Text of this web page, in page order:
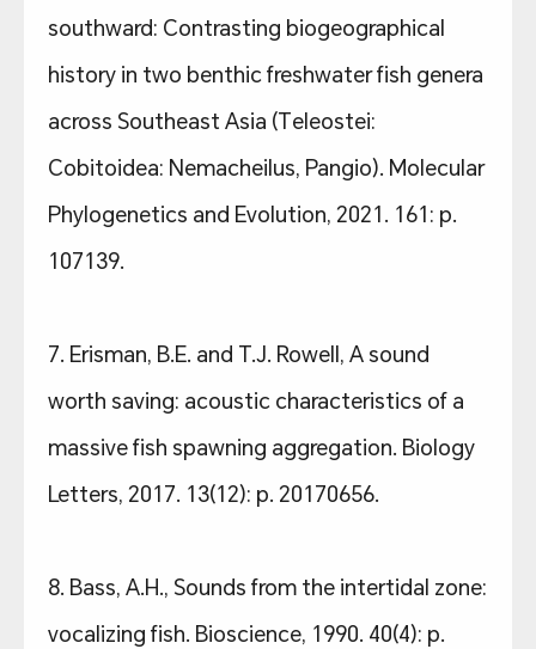
southward: Contrasting biogeographical
history in two benthic freshwater fish genera
across Southeast Asia (Teleostei:
Cobitoidea: Nemacheilus, Pangio). Molecular
Phylogenetics and Evolution, 2021. 161: p.
107139.
7. Erisman, B.E. and T.J. Rowell, A sound
worth saving: acoustic characteristics of a
massive fish spawning aggregation. Biology
Letters, 2017. 13(12): p. 20170656.
8. Bass, A.H., Sounds from the intertidal zone:
vocalizing fish. Bioscience, 1990. 40(4): p.